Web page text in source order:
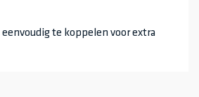
te koppelen voor extra